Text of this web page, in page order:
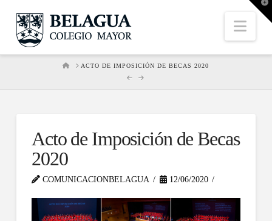
HOMEACTO DE IMPOSICIÓN DE BECAS 2020
Acto de Imposición de Becas
2020
COMUNICACIONBELAGUA 12/06/2020